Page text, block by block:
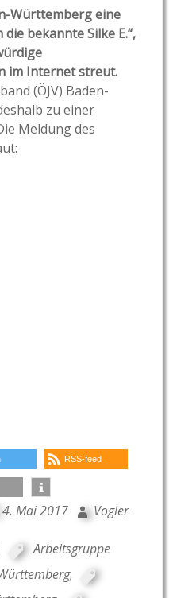
Württemberg eine
bekannte Silke E.“,
im Internet streut.
(ÖJV) Baden-
zu einer
Meldung des
RSS-feed
4. Mai 2017 Vogler
Arbeitsgruppe
,